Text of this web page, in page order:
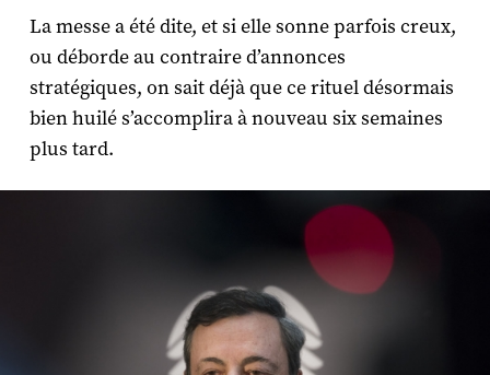
La messe a été dite, et si elle sonne parfois creux,
ou déborde au contraire d’annonces
stratégiques, on sait déjà que ce rituel désormais
bien huilé s’accomplira à nouveau six semaines
plus tard.